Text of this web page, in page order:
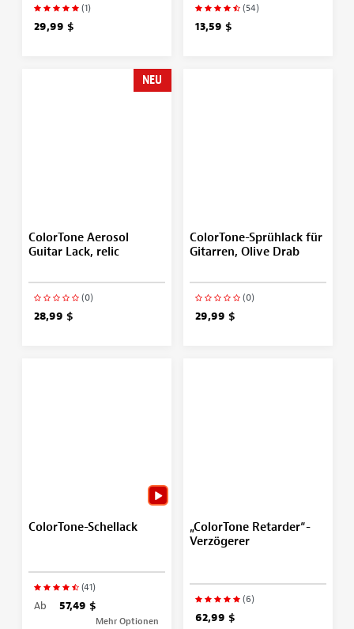
(1)
29,99 $
(54)
13,59 $
NEU
ColorTone Aerosol
Guitar Lack, relic
(0)
28,99 $
ColorTone-Sprühlack für
Gitarren, Olive Drab
(0)
29,99 $
ColorTone-Schellack
(41)
Ab 57,49 $
Mehr Optionen
„ColorTone Retarder“-
Verzögerer
(6)
62,99 $